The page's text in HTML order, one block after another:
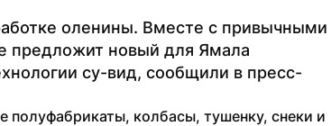
оленины. Вместе с привычными
предложит новый для Ямала
су-вид, сообщили в пресс-
полуфабрикаты, колбасы, тушенку, снеки и